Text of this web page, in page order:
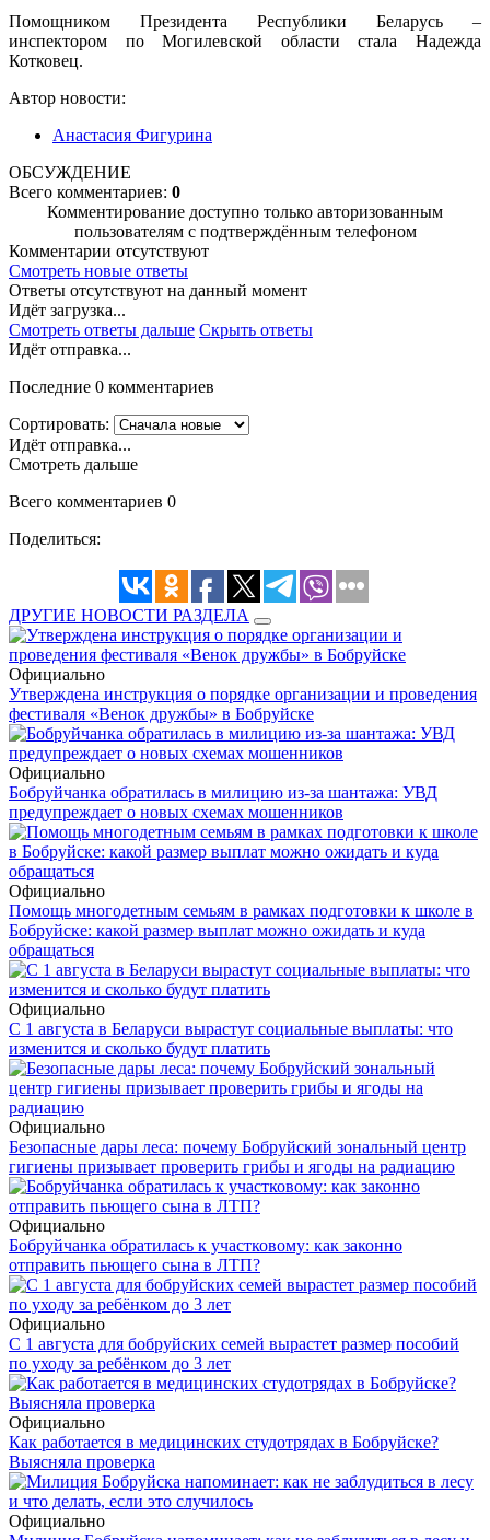
Помощником Президента Республики Беларусь –
инспектором по Могилевской области стала Надежда
Котковец.
Автор новости:
Анастасия Фигурина
ОБСУЖДЕНИЕ
Всего комментариев: 0
Комментирование доступно только авторизованным
пользователям с подтверждённым телефоном
Комментарии отсутствуют
Смотреть новые ответы
Ответы отсутствуют на данный момент
Идёт загрузка...
Смотреть ответы дальше Скрыть ответы
Идёт отправка...
Последние 0 комментариев
Сортировать:
Идёт отправка...
Смотреть дальше
Всего комментариев 0
Поделиться:
ДРУГИЕ НОВОСТИ РАЗДЕЛА
Официально
Утверждена инструкция о порядке организации и проведения
фестиваля «Венок дружбы» в Бобруйске
Официально
Бобруйчанка обратилась в милицию из-за шантажа: УВД
предупреждает о новых схемах мошенников
Официально
Помощь многодетным семьям в рамках подготовки к школе в
Бобруйске: какой размер выплат можно ожидать и куда
обращаться
Официально
С 1 августа в Беларуси вырастут социальные выплаты: что
изменится и сколько будут платить
Официально
Безопасные дары леса: почему Бобруйский зональный центр
гигиены призывает проверить грибы и ягоды на радиацию
Официально
Бобруйчанка обратилась к участковому: как законно
отправить пьющего сына в ЛТП?
Официально
С 1 августа для бобруйских семей вырастет размер пособий
по уходу за ребёнком до 3 лет
Официально
Как работается в медицинских студотрядах в Бобруйске?
Выясняла проверка
Официально